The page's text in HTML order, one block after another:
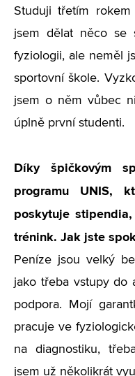
Studuji třetím rokem
jsem dělat něco se
fyziologii, ale neměl
sportovní škole.
jsem o něm vůbec
úplně první studenti.
Díky špičkovým
programu UNIS,
poskytuje
trénink. Jak jste
Peníze jsou velký
jako třeba vstupy do
podpora. Mojí
pracuje ve
na diagnostiku,
jsem už několikrát